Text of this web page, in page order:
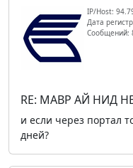
IP/Host:
Дата
Сообщений:
RE: МАВР АЙ НИД
и если через портал
дней?